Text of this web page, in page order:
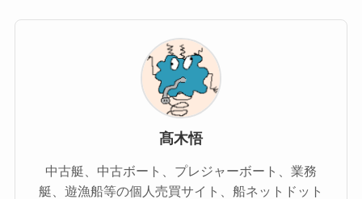
髙木悟
中古艇、中古ボート、プレジャーボート、業務
艇、遊漁船等の個人売買サイト、船ネットドット